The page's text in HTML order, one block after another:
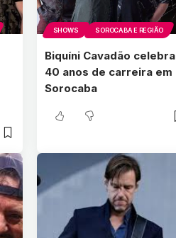
SHOWS SOROCABA E REGIÃO
Biquíni Cavadão celebra
40 anos de carreira em
Sorocaba